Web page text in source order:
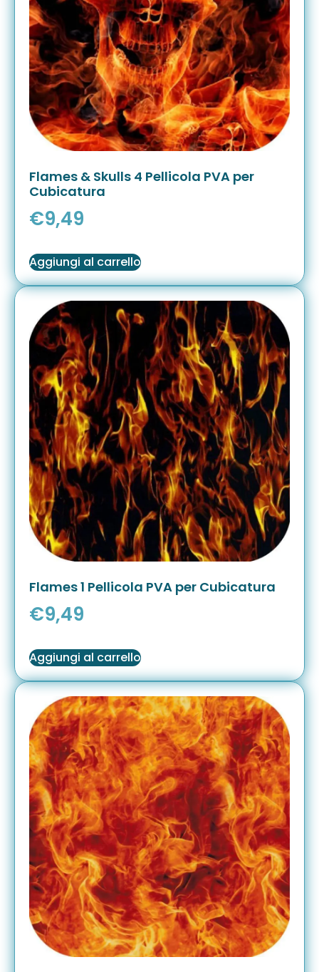
Flames & Skulls 4 Pellicola PVA per
Cubicatura
€9,49
Aggiungi al carrello
Flames 1 Pellicola PVA per Cubicatura
€9,49
Aggiungi al carrello